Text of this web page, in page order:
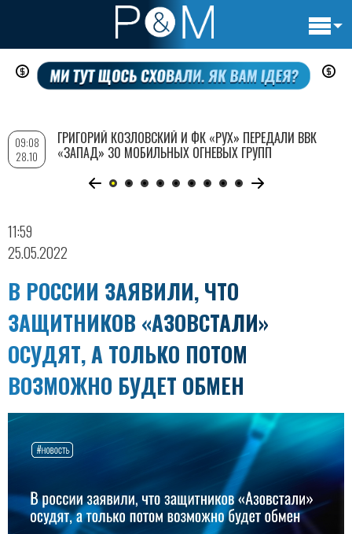
Перейти
содержанию
11:59
25.05.2022
В РОССИИ ЗАЯВИЛИ, ЧТО
ЗАЩИТНИКОВ «АЗОВСТАЛИ»
ОСУДЯТ, А ТОЛЬКО ПОТОМ
ВОЗМОЖНО БУДЕТ ОБМЕН
09:08
28.10
ГРИГОРИЙ КОЗЛОВСКИЙ И ФК «РУХ» ПЕРЕДАЛИ ВВК
«ЗАПАД» 30 МОБИЛЬНЫХ ОГНЕВЫХ ГРУПП